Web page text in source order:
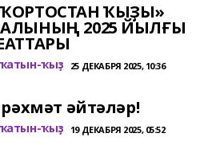
ҠЫҘЫ»
2025 ЙЫЛҒЫ
ҡыҙ 25 ДЕКАБРЯ 2025, 10:36
рәхмәт әйтәләр!
ҡыҙ 19 ДЕКАБРЯ 2025, 05:52